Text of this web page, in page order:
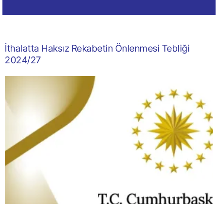
İthalatta Haksız Rekabetin Önlenmesi Tebliği
2024/27